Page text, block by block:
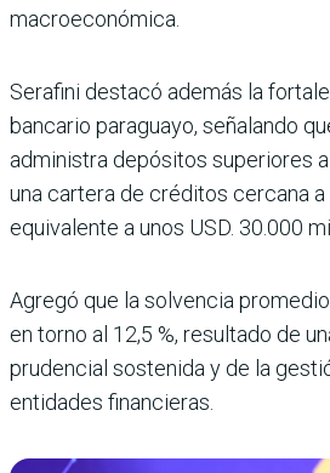
macroeconómica.
Serafini destacó además la
bancario paraguayo, señalando
administra depósitos superiores
una cartera de créditos cercana a
equivalente a unos USD. 30.000
Agregó que la solvencia
en torno al 12,5 %, resultado de
prudencial sostenida y de la
entidades financieras.